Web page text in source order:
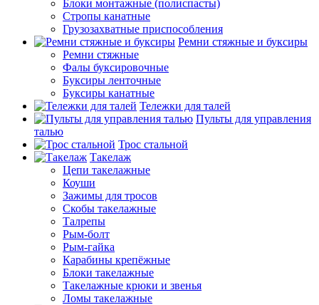
Блоки монтажные (полиспасты)
Стропы канатные
Грузозахватные приспособления
Ремни стяжные и буксиры
Ремни стяжные
Фалы буксировочные
Буксиры ленточные
Буксиры канатные
Тележки для талей
Пульты для управления
талью
Трос стальной
Такелаж
Цепи такелажные
Коуши
Зажимы для тросов
Скобы такелажные
Талрепы
Рым-болт
Рым-гайка
Карабины крепёжные
Блоки такелажные
Такелажные крюки и звенья
Ломы такелажные